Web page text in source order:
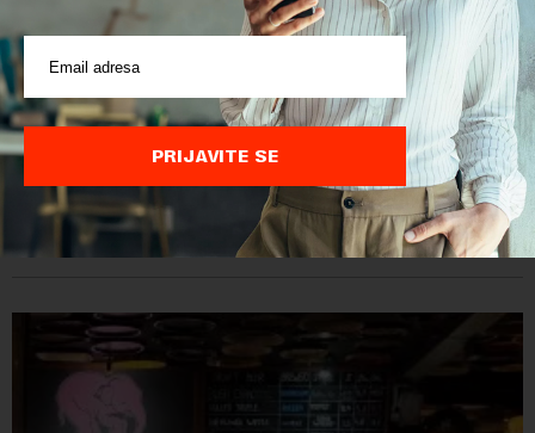
Cene hrane u svetu najviše za tri i po godine
Cene hrane u svetu su sada najviše za tri i po godine, jer letnji
toplotni talasi i ratovi u Ukrajini i na Bliskom istoku povećavaju
troškove, piše britanski list Gardijan.Indeks cena
prehrambenih proiz...
PRIJAVITE SE